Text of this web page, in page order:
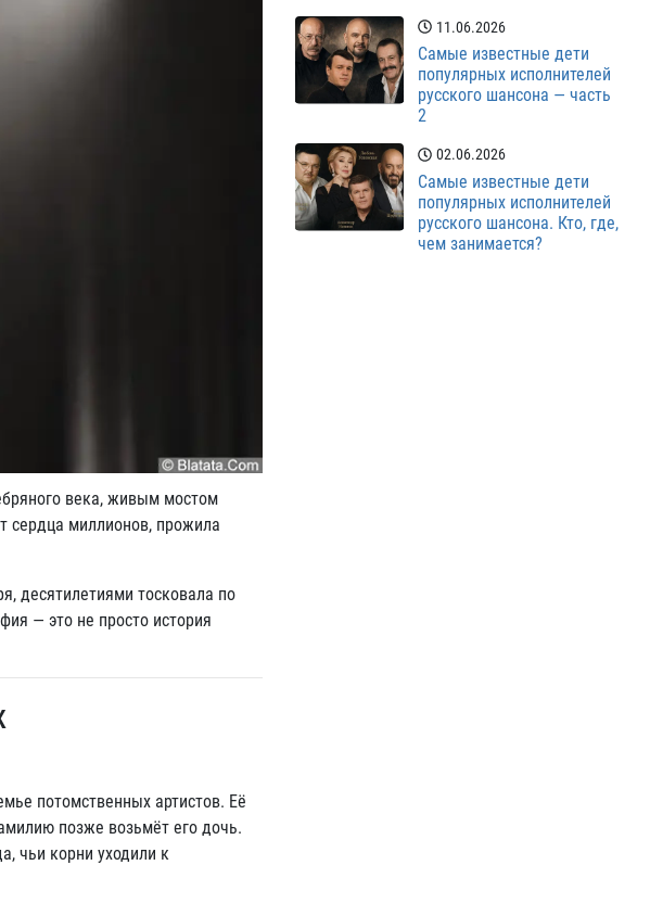
века, живым мостом
сердца миллионов, прожила
десятилетиями тосковала по
— это не просто история
потомственных артистов. Её
позже возьмёт его дочь.
чьи корни уходили к
11.06.2026
Самые известные дети
популярных исполнителей
русского шансона — часть
2
02.06.2026
Самые известные дети
популярных исполнителей
русского шансона. Кто, где,
чем занимается?